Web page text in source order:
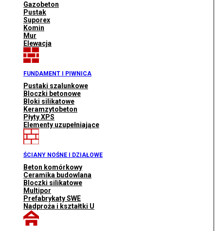
Gazobeton
Pustak
Suporex
Komin
Mur
Elewacja
FUNDAMENT I PIWNICA
Pustaki szalunkowe
Bloczki betonowe
Bloki silikatowe
Keramzytobeton
Płyty XPS
Elementy uzupełniające
ŚCIANY NOŚNE I DZIAŁOWE
Beton komórkowy
Ceramika budowlana
Bloczki silikatowe
Multipor
Prefabrykaty SWE
Nadproża i kształtki U